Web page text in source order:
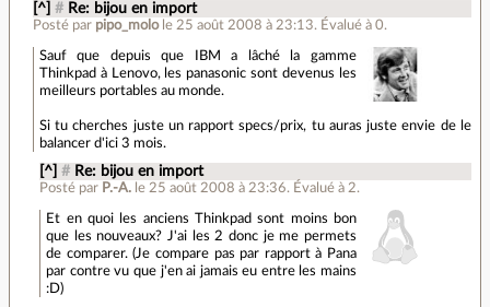
[^] # Re: bijou en import
Posté par pipo_molo le 25 août 2008 à 23:13. Évalué à 0.
Sauf que depuis que IBM a lâché la gamme
Thinkpad à Lenovo, les panasonic sont devenus les
meilleurs portables au monde.
Si tu cherches juste un rapport specs/prix, tu auras juste envie de le
balancer d'ici 3 mois.
[^] # Re: bijou en import
Posté par P.-A. le 25 août 2008 à 23:36. Évalué à 2.
Et en quoi les anciens Thinkpad sont moins bon
que les nouveaux? J'ai les 2 donc je me permets
de comparer. (Je compare pas par rapport à Pana
par contre vu que j'en ai jamais eu entre les mains
:D)